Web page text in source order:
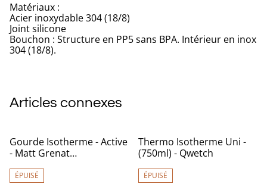
Matériaux :
Acier inoxydable 304 (18/8)
Joint silicone
Bouchon : Structure en PP5 sans BPA. Intérieur en inox
304 (18/8).
Articles connexes
Gourde Isotherme - Active
- Matt Grenat
ÉPUISÉ
Thermo Isotherme Uni -
(750ml) - Qwetch
ÉPUISÉ